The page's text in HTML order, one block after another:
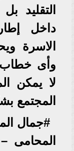
التقليد
داخل
الاسرة
وأى خطاب
لا يمكن
المجتمع
#جمال
المحامى